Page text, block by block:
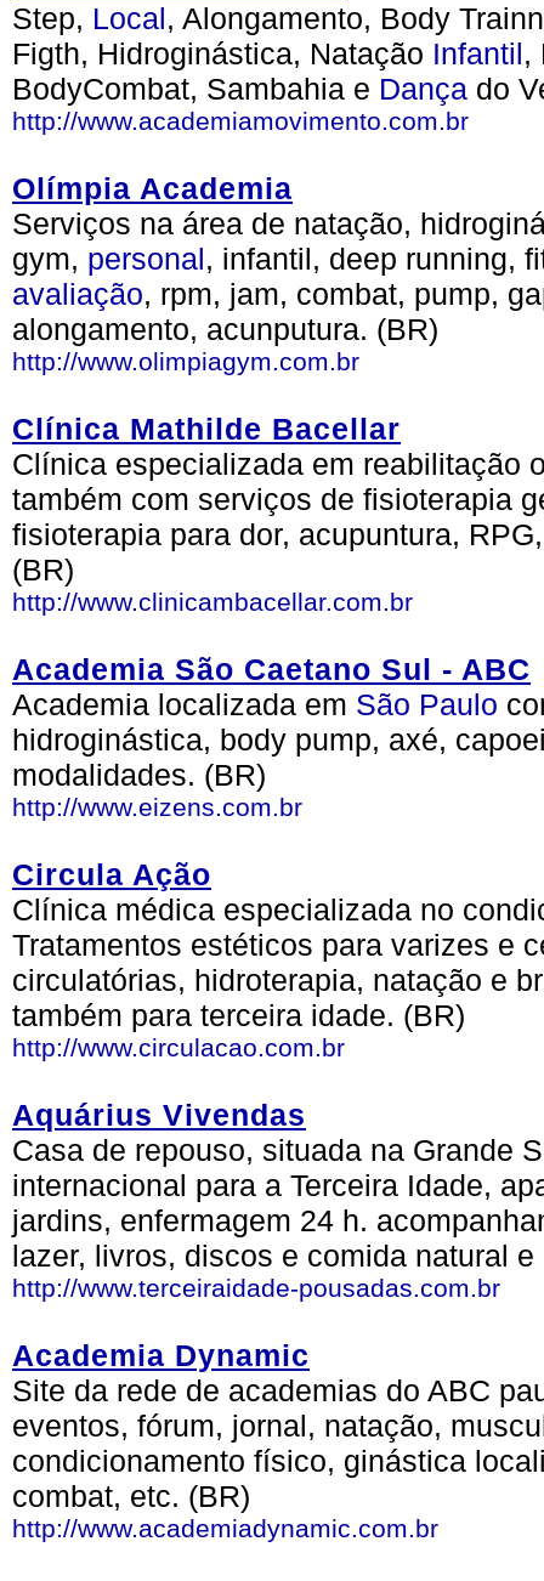
Step, Local, Alongamento, Body
Figth, Hidroginástica, Natação Infantil,
BodyCombat, Sambahia e Dança do
http://www.academiamovimento.com.br
Olímpia Academia
Serviços na área de natação,
gym, personal, infantil, deep running,
avaliação, rpm, jam, combat, pump,
alongamento, acunputura. (BR)
http://www.olimpiagym.com.br
Clínica Mathilde Bacellar
Clínica especializada em reabilitação
também com serviços de fisioterapia
fisioterapia para dor, acupuntura,
(BR)
http://www.clinicambacellar.com.br
Academia São Caetano Sul - ABC
Academia localizada em São Paulo
hidroginástica, body pump, axé,
modalidades. (BR)
http://www.eizens.com.br
Circula Ação
Clínica médica especializada no
Tratamentos estéticos para varizes e
circulatórias, hidroterapia, natação e
também para terceira idade. (BR)
http://www.circulacao.com.br
Aquárius Vivendas
Casa de repouso, situada na Grande
internacional para a Terceira Idade,
jardins, enfermagem 24 h.
lazer, livros, discos e comida natural
http://www.terceiraidade-pousadas.com.br
Academia Dynamic
Site da rede de academias do ABC
eventos, fórum, jornal, natação,
condicionamento físico, ginástica
combat, etc. (BR)
http://www.academiadynamic.com.br